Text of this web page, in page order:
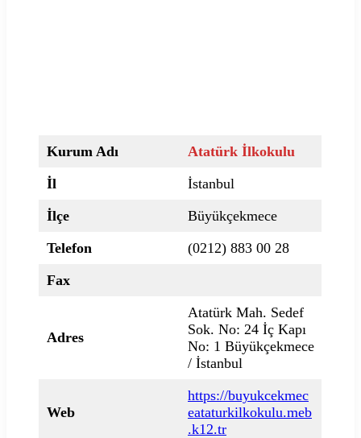
Kurum Adı
Atatürk İlkokulu
İl
İstanbul
İlçe
Büyükçekmece
Telefon
(0212) 883 00 28
Fax
Adres
Atatürk Mah. Sedef
Sok. No: 24 İç Kapı
No: 1 Büyükçekmece
/ İstanbul
Web
https://buyukcekmec
eataturkilkokulu.meb
.k12.tr